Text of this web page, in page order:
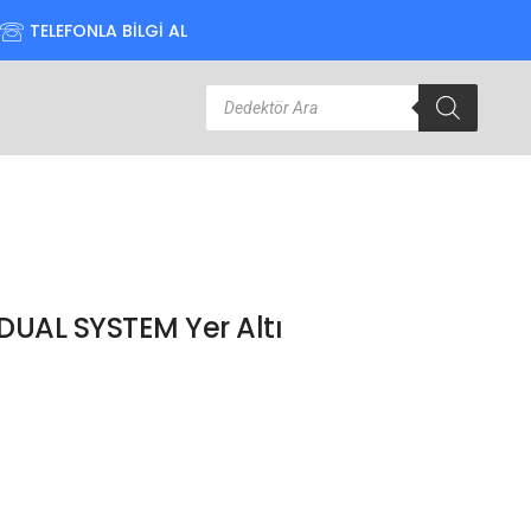
TELEFONLA BİLGİ AL
SYSTEM Yer Altı